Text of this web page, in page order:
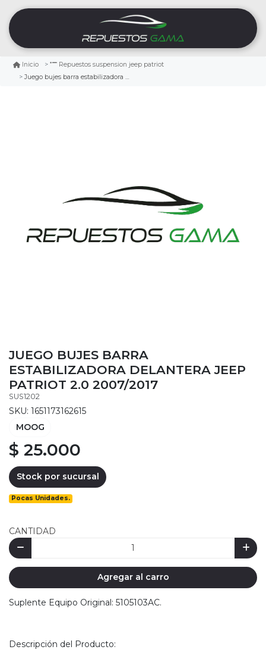
Inicio
Repuestos suspension jeep patriot
Juego bujes barra estabilizadora delantera jeep patriot 2.0 2007/2017
JUEGO BUJES BARRA
ESTABILIZADORA DELANTERA JEEP
PATRIOT 2.0 2007/2017
SUS1202
SKU: 1651173162615
MOOG
$ 25.000
Stock por sucursal
Pocas Unidades.
CANTIDAD
Agregar al carro
Suplente Equipo Original: 5105103AC.
Descripción del Producto: